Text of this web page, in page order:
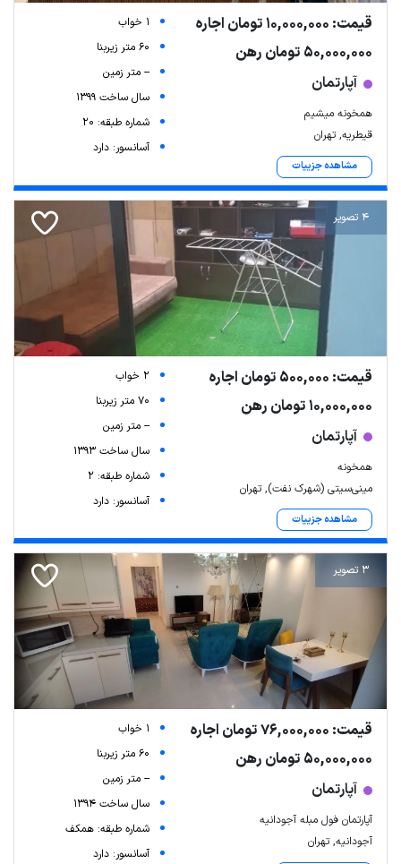
قیمت: 10,000,000 تومان اجاره
50,000,000 تومان رهن
آپارتمان
همخونه میشیم
قیطریه, تهران
مشاهده جزییات
1 خواب
60 متر زیربنا
-- متر زمین
سال ساخت 1399
شماره طبقه: 20
آسانسور: دارد
4 تصویر
قیمت: 500,000 تومان اجاره
10,000,000 تومان رهن
آپارتمان
همخونه
مینی‌سیتی (شهرک نفت), تهران
مشاهده جزییات
2 خواب
70 متر زیربنا
-- متر زمین
سال ساخت 1393
شماره طبقه: 2
آسانسور: دارد
3 تصویر
قیمت: 76,000,000 تومان اجاره
50,000,000 تومان رهن
آپارتمان
آپارتمان فول مبله آجودانیه
آجودانیه, تهران
1 خواب
60 متر زیربنا
-- متر زمین
سال ساخت 1394
شماره طبقه: همکف
آسانسور: دارد